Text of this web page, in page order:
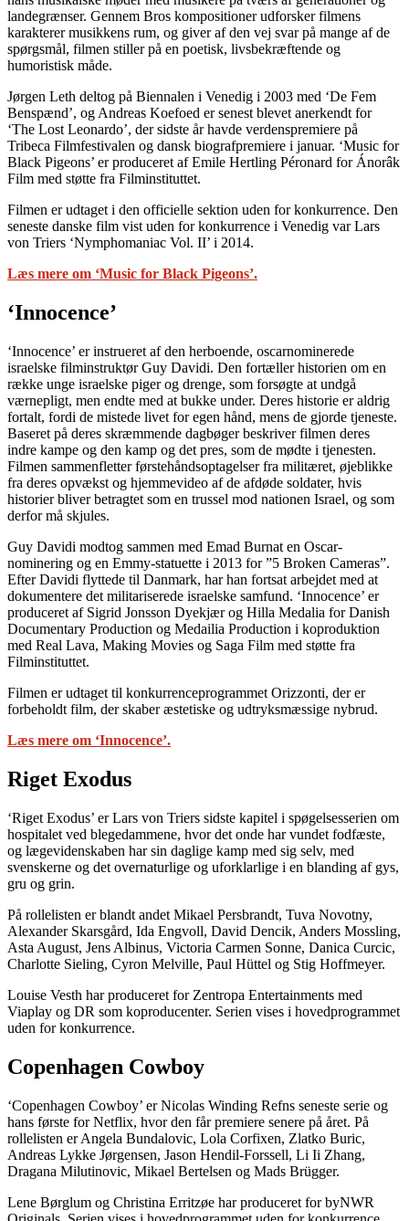
landegrænser. Gennem Bros kompositioner udforsker filmens
karakterer musikkens rum, og giver af den vej svar på mange af de
spørgsmål, filmen stiller på en poetisk, livsbekræftende og
humoristisk måde.
Jørgen Leth deltog på Biennalen i Venedig i 2003 med ‘De Fem
Benspænd’, og Andreas Koefoed er senest blevet anerkendt for
‘The Lost Leonardo’, der sidste år havde verdenspremiere på
Tribeca Filmfestivalen og dansk biografpremiere i januar. ‘Music for
Black Pigeons’ er produceret af Emile Hertling Péronard for Ánorâk
Film med støtte fra Filminstituttet.
Filmen er udtaget i den officielle sektion uden for konkurrence. Den
seneste danske film vist uden for konkurrence i Venedig var Lars
von Triers ‘Nymphomaniac Vol. II’ i 2014.
Læs mere om ‘Music for Black Pigeons’.
‘Innocence’
‘Innocence’ er instrueret af den herboende, oscarnominerede
israelske filminstruktør Guy Davidi. Den fortæller historien om en
række unge israelske piger og drenge, som forsøgte at undgå
værnepligt, men endte med at bukke under. Deres historie er aldrig
fortalt, fordi de mistede livet for egen hånd, mens de gjorde tjeneste.
Baseret på deres skræmmende dagbøger beskriver filmen deres
indre kampe og den kamp og det pres, som de mødte i tjenesten.
Filmen sammenfletter førstehåndsoptagelser fra militæret, øjeblikke
fra deres opvækst og hjemmevideo af de afdøde soldater, hvis
historier bliver betragtet som en trussel mod nationen Israel, og som
derfor må skjules.
Guy Davidi modtog sammen med Emad Burnat en Oscar-
nominering og en Emmy-statuette i 2013 for ”5 Broken Cameras”.
Efter Davidi flyttede til Danmark, har han fortsat arbejdet med at
dokumentere det militariserede israelske samfund. ‘Innocence’ er
produceret af Sigrid Jonsson Dyekjær og Hilla Medalia for Danish
Documentary Production og Medailia Production i koproduktion
med Real Lava, Making Movies og Saga Film med støtte fra
Filminstituttet.
Filmen er udtaget til konkurrenceprogrammet Orizzonti, der er
forbeholdt film, der skaber æstetiske og udtryksmæssige nybrud.
Læs mere om ‘Innocence’.
Riget Exodus
‘Riget Exodus’ er Lars von Triers sidste kapitel i spøgelsesserien om
hospitalet ved blegedammene, hvor det onde har vundet fodfæste,
og lægevidenskaben har sin daglige kamp med sig selv, med
svenskerne og det overnaturlige og uforklarlige i en blanding af gys,
gru og grin.
På rollelisten er blandt andet Mikael Persbrandt, Tuva Novotny,
Alexander Skarsgård, Ida Engvoll, David Dencik, Anders Mossling,
Asta August, Jens Albinus, Victoria Carmen Sonne, Danica Curcic,
Charlotte Sieling, Cyron Melville, Paul Hüttel og Stig Hoffmeyer.
Louise Vesth har produceret for Zentropa Entertainments med
Viaplay og DR som koproducenter. Serien vises i hovedprogrammet
uden for konkurrence.
Copenhagen Cowboy
‘Copenhagen Cowboy’ er Nicolas Winding Refns seneste serie og
hans første for Netflix, hvor den får premiere senere på året. På
rollelisten er Angela Bundalovic, Lola Corfixen, Zlatko Buric,
Andreas Lykke Jørgensen, Jason Hendil-Forssell, Li Ii Zhang,
Dragana Milutinovic, Mikael Bertelsen og Mads Brügger.
Lene Børglum og Christina Erritzøe har produceret for byNWR